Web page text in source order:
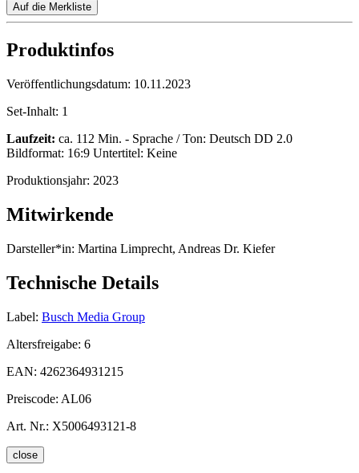
Auf die Merkliste
Produktinfos
Veröffentlichungsdatum: 10.11.2023
Set-Inhalt: 1
Laufzeit: ca. 112 Min. - Sprache / Ton: Deutsch DD 2.0
Bildformat: 16:9 Untertitel: Keine
Produktionsjahr: 2023
Mitwirkende
Darsteller*in: Martina Limprecht, Andreas Dr. Kiefer
Technische Details
Label: Busch Media Group
Altersfreigabe: 6
EAN: 4262364931215
Preiscode: AL06
Art. Nr.: X5006493121-8
close